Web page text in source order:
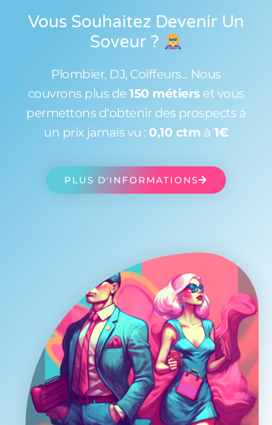
Vous Souhaitez Devenir Un
Soveur ?
Plombier, DJ, Coiffeurs... Nous
couvrons plus de 150 métiers et vous
permettons d'obtenir des prospects à
un prix jamais vu : 0,10 ctm à 1€
PLUS D'INFORMATIONS